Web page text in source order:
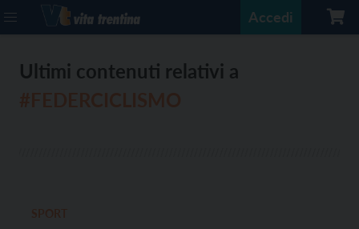
Accedi
Ultimi contenuti relativi a